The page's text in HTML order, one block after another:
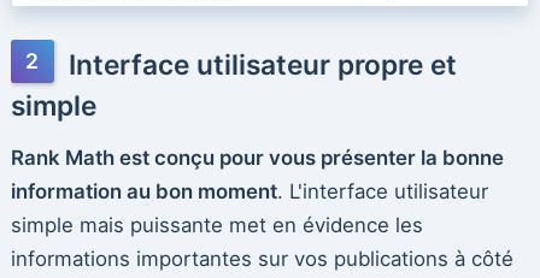
Interface utilisateur propre et
simple
Rank Math est conçu pour vous présenter la bonne
information au bon moment. L'interface utilisateur
simple mais puissante met en évidence les
informations importantes sur vos publications à côté